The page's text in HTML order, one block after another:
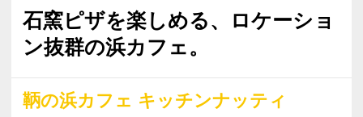
石窯ピザを楽しめる、ロケーショ
ン抜群の浜カフェ。
鞆の浜カフェ キッチンナッティ